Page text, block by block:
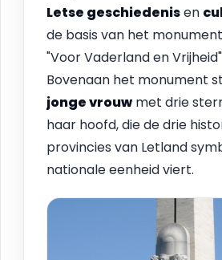
Letse geschiedenisen
de basis van het
"Voor Vaderland en
Bovenaan het monument
jonge vrouw met drie
haar hoofd, die de drie
provincies van Letland
nationale eenheid viert.